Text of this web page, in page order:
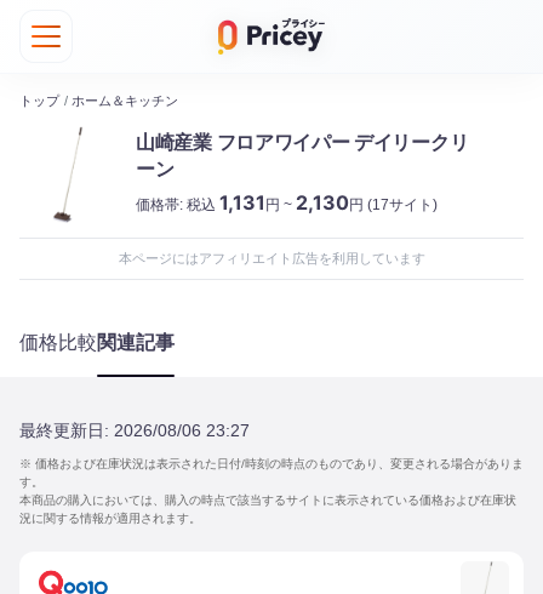
トップ / ホーム＆キッチン
山崎産業 フロアワイパー デイリークリ
ーン
価格帯: 税込 1,131 円 ~ 2,130円 (17サイト)
本ページにはアフィリエイト広告を利用しています
価格比較関連記事
最終更新日: 2026/08/06 23:27
※ 価格および在庫状況は表示された日付/時刻の時点のものであり、変更される場合がありま
す。
本商品の購入においては、購入の時点で該当するサイトに表示されている価格および在庫状
況に関する情報が適用されます。